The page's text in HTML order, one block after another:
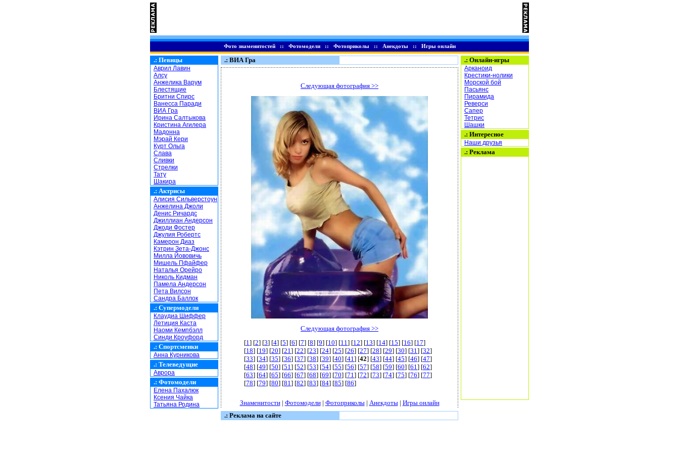
Фото знаменитостей:: Фотомодели:: Фотоприколы:: Анекдоты:: Игры онлайн
.: Певицы
Аврил Лавин
Алсу
Анжелика Варум
Блестящие
Бритни Спирс
Ванесса Паради
ВИА Гра
Ирина Салтыкова
Кристина Агилера
Мадонна
Мэрай Кери
Курт Ольга
Слава
Сливки
Стрелки
Тату
Шакира
.: Актрисы
Алисия Сильверстоун
Анжелина Джоли
Денис Ричардс
Джиллиан Андерсон
Джоди Фостер
Джулия Робертс
Камерон Диаз
Кэтрин Зета-Джонс
Милла Йововичь
Мишель Пфайфер
Наталья Орейро
Николь Кидман
Памела Андерсон
Пета Вилсон
Сандра Баллок
.: Супермодели
Клаудиа Шиффер
Летиция Каста
Наоми Кемпбэлл
Синди Кроуфорд
.: Спортсменки
Анна Курникова
.: Телеведущие
Аврора
.: Фотомодели
Елена Пахалюк
Ксения Чайка
Татьяна Родина
.: ВИА Гра
Следующая фотография >>
Следующая фотография >>
[1] [2] [3] [4] [5] [6] [7] [8] [9] [10] [11] [12] [13] [14] [15] [16] [17]
[18] [19] [20] [21] [22] [23] [24] [25] [26] [27] [28] [29] [30] [31] [32]
[33] [34] [35] [36] [37] [38] [39] [40] [41] [42] [43] [44] [45] [46] [47]
[48] [49] [50] [51] [52] [53] [54] [55] [56] [57] [58] [59] [60] [61] [62]
[63] [64] [65] [66] [67] [68] [69] [70] [71] [72] [73] [74] [75] [76] [77]
[78] [79] [80] [81] [82] [83] [84] [85] [86]
Знаменитости| Фотомодели| Фотоприколы| Анекдоты| Игры онлайн
.: Реклама на сайте
.: Онлайн-игры
Арканоид
Крестики-нолики
Морской бой
Пасьянс
Пирамида
Реверси
Сапер
Тетрис
Шашки
.: Интересное
Наши друзья
.: Реклама